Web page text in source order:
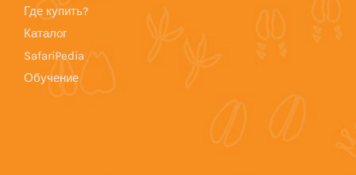
Где купить?
Каталог
SafariPedia
Обучение